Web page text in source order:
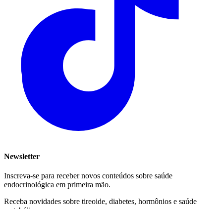
Newsletter
Inscreva-se para receber novos conteúdos sobre saúde
endocrinológica em primeira mão.
Receba novidades sobre tireoide, diabetes, hormônios e saúde